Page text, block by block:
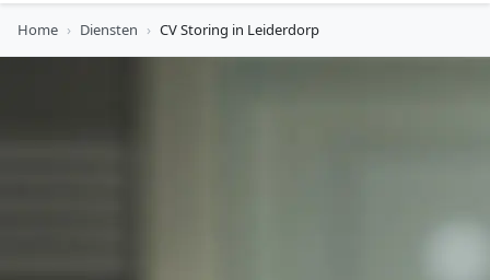
Home › Diensten › CV Storing in Leiderdorp